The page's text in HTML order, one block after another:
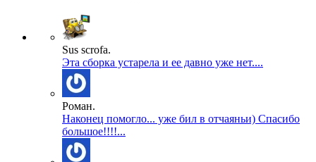
Sus scrofa.
Эта сборка устарела и ее давно уже нет....
Роман.
Наконец помогло... уже бил в отчаяньи) Спасибо
большое!!!!...